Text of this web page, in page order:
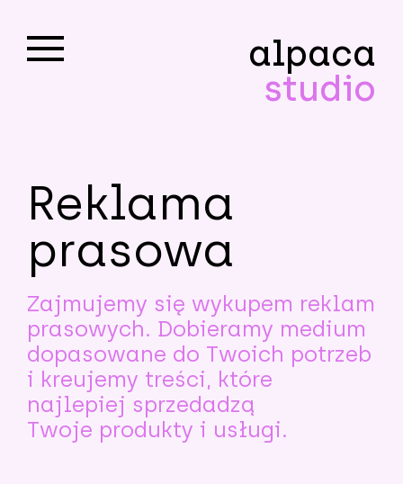
alpaca
studio
Reklama
prasowa
Zajmujemy się wykupem reklam
prasowych. Dobieramy medium
dopasowane do Twoich potrzeb
i kreujemy treści, które
najlepiej sprzedadzą
Twoje produkty i usługi.